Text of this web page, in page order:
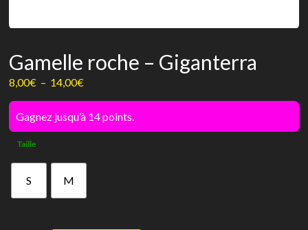
Gamelle roche – Giganterra
8,00€ – 14,00€
de
prix :
8,00€
14,00€
Gagnez jusqu’à 14 points.
Taille
S M